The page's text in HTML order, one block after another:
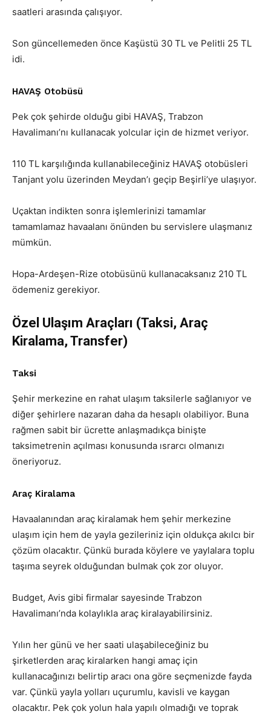
saatleri arasında çalışıyor.
Son güncellemeden önce Kaşüstü 30 TL ve Pelitli 25 TL
idi.
HAVAŞ Otobüsü
Pek çok şehirde olduğu gibi HAVAŞ, Trabzon
Havalimanı’nı kullanacak yolcular için de hizmet veriyor.
110 TL karşılığında kullanabileceğiniz HAVAŞ otobüsleri
Tanjant yolu üzerinden Meydan’ı geçip Beşirli’ye ulaşıyor.
Uçaktan indikten sonra işlemlerinizi tamamlar
tamamlamaz havaalanı önünden bu servislere ulaşmanız
mümkün.
Hopa-Ardeşen-Rize otobüsünü kullanacaksanız 210 TL
ödemeniz gerekiyor.
Özel Ulaşım Araçları (Taksi, Araç
Kiralama, Transfer)
Taksi
Şehir merkezine en rahat ulaşım taksilerle sağlanıyor ve
diğer şehirlere nazaran daha da hesaplı olabiliyor. Buna
rağmen sabit bir ücrette anlaşmadıkça binişte
taksimetrenin açılması konusunda ısrarcı olmanızı
öneriyoruz.
Araç Kiralama
Havaalanından araç kiralamak hem şehir merkezine
ulaşım için hem de yayla gezileriniz için oldukça akılcı bir
çözüm olacaktır. Çünkü burada köylere ve yaylalara toplu
taşıma seyrek olduğundan bulmak çok zor oluyor.
Budget, Avis gibi firmalar sayesinde Trabzon
Havalimanı’nda kolaylıkla araç kiralayabilirsiniz.
Yılın her günü ve her saati ulaşabileceğiniz bu
şirketlerden araç kiralarken hangi amaç için
kullanacağınızı belirtip aracı ona göre seçmenizde fayda
var. Çünkü yayla yolları uçurumlu, kavisli ve kaygan
olacaktır. Pek çok yolun hala yapılı olmadığı ve toprak